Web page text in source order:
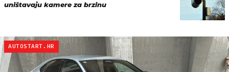
uništavaju kamere za brzinu
AUTOSTART.HR